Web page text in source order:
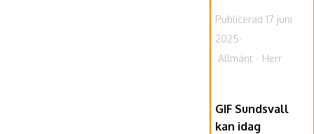
Publicerad 17 juni
2025
Allmänt
Herr
GIF Sundsvall
kan idag